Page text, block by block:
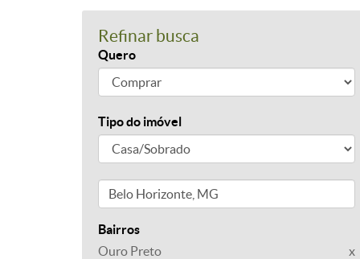
Refinar busca
Quero
Tipo do imóvel
Bairros
Ouro Preto
x